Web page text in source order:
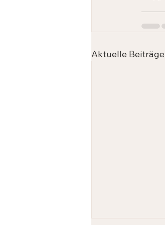
Aktuelle Beiträge